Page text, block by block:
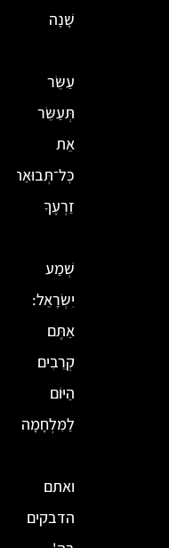
שָׁנָה
עַשֵּׂר
תְּעַשֵּׂר
אֵת
כׇּל־תְּבוּאַת
זַרְעֶךָ
שְׁמַע
יִשְׂרָאֵל:
אַתֶּם
קְרֵבִים
הַיּוֹם
לַמִּלְחָמָה
ואתם
הדבקים